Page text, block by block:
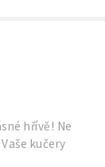
hřívě! Ne
kučery